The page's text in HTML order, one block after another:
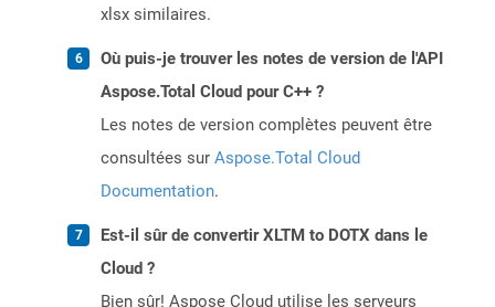
xlsx similaires.
Où puis-je trouver les notes de version de l'API
Aspose.Total Cloud pour C++ ?
Les notes de version complètes peuvent être
consultées sur Aspose.Total Cloud
Documentation.
Est-il sûr de convertir XLTM to DOTX dans le
Cloud ?
Bien sûr! Aspose Cloud utilise les serveurs